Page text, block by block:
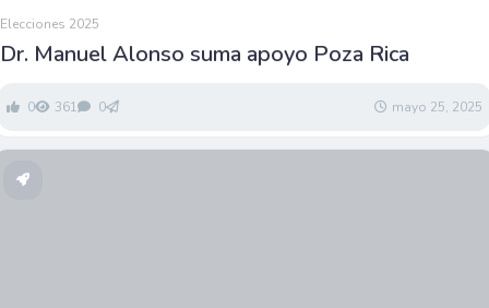
Elecciones 2025
Dr. Manuel Alonso suma apoyo Poza Rica
0 361 0 mayo 25, 2025